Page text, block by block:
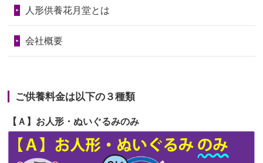
2026/06/24今は亡き両親が孫（私の子供）の初節
句に贈って...
が伸びた時...
2026/06/22
娘の初めてのひな祭りにあわせて、娘
の祖父母か...
2026/06/20
雛人形をお道具も含め一式で引き取っ
第68回人形供養祭令和6年3月22日(金)
第65回人形供養祭令和5年11月09日(木)
第64回人形供養祭令和5年9月21日(木)
第63回人形供養祭 令和5年8月1日(火)
人形供養花月堂とは
会社概要
ご供養料金は以下の３種類
【Ａ】お人形・ぬいぐるみのみ